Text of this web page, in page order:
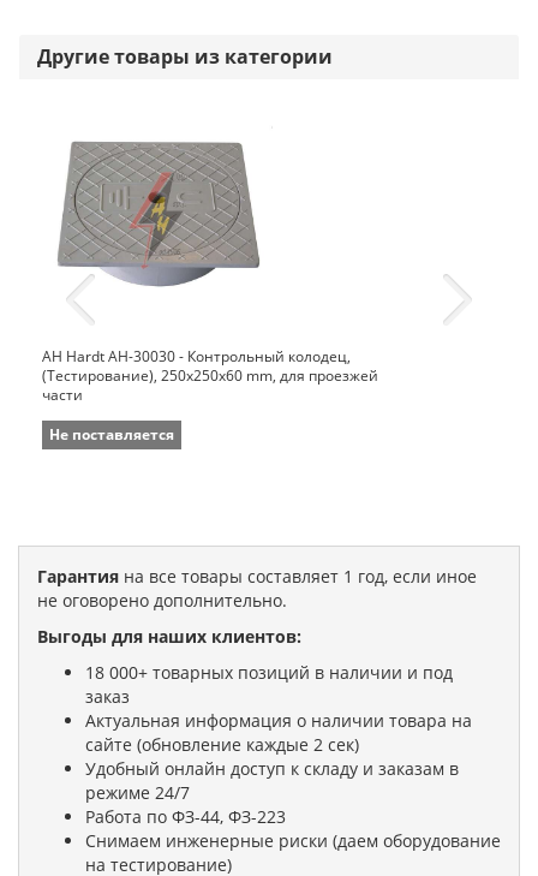
Другие товары из категории
AH Hardt AH-30030 - Контрольный колодец,
(Тестирование), 250x250x60 mm, для проезжей
части
Не поставляется
Гарантия на все товары составляет 1 год, если иное
не оговорено дополнительно.
Выгоды для наших клиентов:
18 000+ товарных позиций в наличии и под
заказ
Актуальная информация о наличии товара на
сайте (обновление каждые 2 сек)
Удобный онлайн доступ к складу и заказам в
режиме 24/7
Работа по ФЗ-44, ФЗ-223
Снимаем инженерные риски (даем оборудование
на тестирование)